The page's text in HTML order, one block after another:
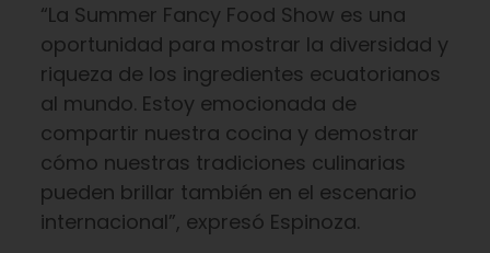
“La Summer Fancy Food Show es una
oportunidad para mostrar la diversidad y
riqueza de los ingredientes ecuatorianos
al mundo. Estoy emocionada de
compartir nuestra cocina y demostrar
cómo nuestras tradiciones culinarias
pueden brillar también en el escenario
internacional”, expresó Espinoza.